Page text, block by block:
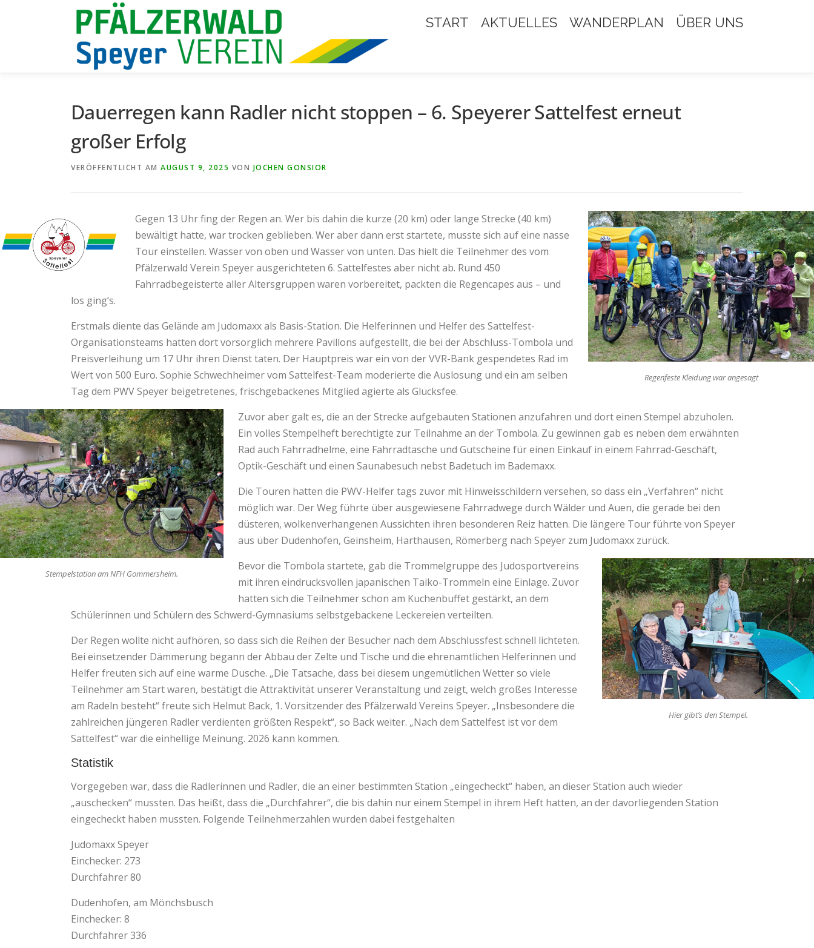
START AKTUELLES WANDERPLAN ÜBER UNS
Dauerregen kann Radler nicht stoppen – 6. Speyerer Sattelfest erneut
großer Erfolg
VERÖFFENTLICHT AM AUGUST 9, 2025 VON JOCHEN GONSIOR
Regenfeste Kleidung war angesagt
Gegen 13 Uhr fing der Regen an. Wer bis dahin die kurze (20 km) oder lange Strecke (40 km)
bewältigt hatte, war trocken geblieben. Wer aber dann erst startete, musste sich auf eine nasse
Tour einstellen. Wasser von oben und Wasser von unten. Das hielt die Teilnehmer des vom
Pfälzerwald Verein Speyer ausgerichteten 6. Sattelfestes aber nicht ab. Rund 450
Fahrradbegeisterte aller Altersgruppen waren vorbereitet, packten die Regencapes aus – und
los ging’s.
Erstmals diente das Gelände am Judomaxx als Basis-Station. Die Helferinnen und Helfer des Sattelfest-
Organisationsteams hatten dort vorsorglich mehrere Pavillons aufgestellt, die bei der Abschluss-Tombola und
Preisverleihung um 17 Uhr ihren Dienst taten. Der Hauptpreis war ein von der VVR-Bank gespendetes Rad im
Wert von 500 Euro. Sophie Schwechheimer vom Sattelfest-Team moderierte die Auslosung und ein am selben
Tag dem PWV Speyer beigetretenes, frischgebackenes Mitglied agierte als Glücksfee.
Stempelstation am NFH Gommersheim.
Zuvor aber galt es, die an der Strecke aufgebauten Stationen anzufahren und dort einen Stempel abzuholen.
Ein volles Stempelheft berechtigte zur Teilnahme an der Tombola. Zu gewinnen gab es neben dem erwähnten
Rad auch Fahrradhelme, eine Fahrradtasche und Gutscheine für einen Einkauf in einem Fahrrad-Geschäft,
Optik-Geschäft und einen Saunabesuch nebst Badetuch im Bademaxx.
Die Touren hatten die PWV-Helfer tags zuvor mit Hinweisschildern versehen, so dass ein „Verfahren“ nicht
möglich war. Der Weg führte über ausgewiesene Fahrradwege durch Wälder und Auen, die gerade bei den
düsteren, wolkenverhangenen Aussichten ihren besonderen Reiz hatten. Die längere Tour führte von Speyer
aus über Dudenhofen, Geinsheim, Harthausen, Römerberg nach Speyer zum Judomaxx zurück.
Hier gibt’s den Stempel.
Bevor die Tombola startete, gab die Trommelgruppe des Judosportvereins
mit ihren eindrucksvollen japanischen Taiko-Trommeln eine Einlage. Zuvor
hatten sich die Teilnehmer schon am Kuchenbuffet gestärkt, an dem
Schülerinnen und Schülern des Schwerd-Gymnasiums selbstgebackene Leckereien verteilten.
Der Regen wollte nicht aufhören, so dass sich die Reihen der Besucher nach dem Abschlussfest schnell lichteten.
Bei einsetzender Dämmerung begann der Abbau der Zelte und Tische und die ehrenamtlichen Helferinnen und
Helfer freuten sich auf eine warme Dusche. „Die Tatsache, dass bei diesem ungemütlichen Wetter so viele
Teilnehmer am Start waren, bestätigt die Attraktivität unserer Veranstaltung und zeigt, welch großes Interesse
am Radeln besteht“ freute sich Helmut Back, 1. Vorsitzender des Pfälzerwald Vereins Speyer. „Insbesondere die
zahlreichen jüngeren Radler verdienten größten Respekt“, so Back weiter. „Nach dem Sattelfest ist vor dem
Sattelfest“ war die einhellige Meinung. 2026 kann kommen.
Statistik
Vorgegeben war, dass die Radlerinnen und Radler, die an einer bestimmten Station „eingecheckt“ haben, an dieser Station auch wieder
„auschecken“ mussten. Das heißt, dass die „Durchfahrer“, die bis dahin nur einem Stempel in ihrem Heft hatten, an der davorliegenden Station
eingecheckt haben mussten. Folgende Teilnehmerzahlen wurden dabei festgehalten
Judomaxx Speyer
Einchecker: 273
Durchfahrer 80
Dudenhofen, am Mönchsbusch
Einchecker: 8
Durchfahrer 336